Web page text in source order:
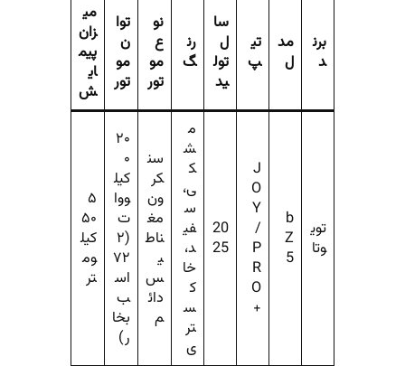
برن
د
مد
ل
تی
پ
سا
ل
تول
ید
رن
گ
نو
ع
مو
تور
توا
ن
مو
تور
می
زان
پیم
ای
ش
توی
وتا
b
Z
5
J
O
Y
/
P
R
O
+
20
25
م
ش
ک
ی،
س
فی
د،
خا
ک
س
تر
ی
سن
کر
ون
مغ
ناط
ی
س
دائ
م
۲۰
۰
کیل
ووا
ت
(۲
۷۲
اس
ب
بخا
ر)
۵
۵۰
کیل
وم
تر